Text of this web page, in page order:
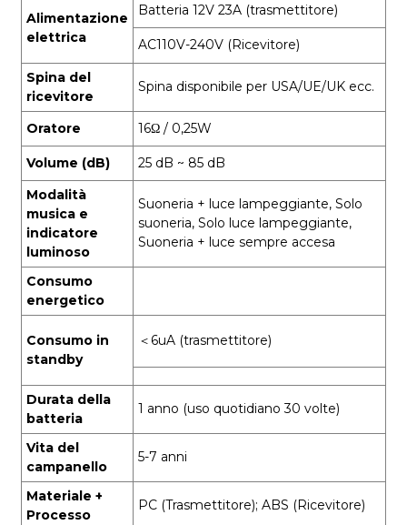
Alimentazione
elettrica
Batteria 12V 23A (trasmettitore)
AC110V-240V (Ricevitore)
Spina del
ricevitore
Spina disponibile per USA/UE/UK ecc.
Oratore 16Ω / 0,25W
Volume (dB)
25 dB ~ 85 dB
Modalità
musica e
indicatore
luminoso
Suoneria + luce lampeggiante, Solo
suoneria, Solo luce lampeggiante,
Suoneria + luce sempre accesa
Consumo
energetico
Consumo in
standby
＜6uA (trasmettitore)
Durata della
batteria
1 anno (uso quotidiano 30 volte)
Vita del
campanello
5-7 anni
Materiale +
Processo
PC (Trasmettitore); ABS (Ricevitore)